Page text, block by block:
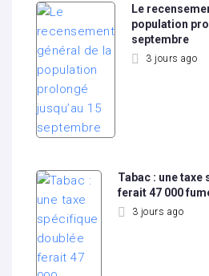
Le
population
septembre
3 jours ago
Tabac : une
ferait 47 000
3 jours ago